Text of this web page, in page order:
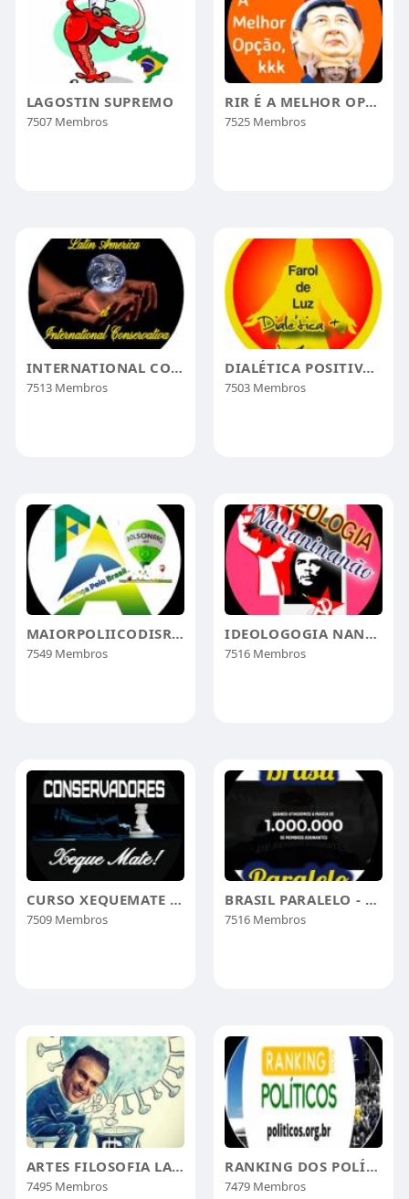
LAGOSTIN SUPREMO
7507 Membros
RIR É A MELHOR OPÇÃO
7525 Membros
INTERNATIONAL CONSERVATIVA
7513 Membros
DIALÉTICA POSITIVA DE JESUS
7503 Membros
MAIORPOLIICODISRRUPTIVCONSERVADORCRISTÃO
7549 Membros
IDEOLOGOGIA NANANINANÃO
7516 Membros
CURSO XEQUEMATE GLOBAL
7509 Membros
BRASIL PARALELO - TRILOGIAS
7516 Membros
ARTES FILOSOFIA LATIM PORTUGUES POESIA
7495 Membros
RANKING DOS POLÍTICOS
7479 Membros